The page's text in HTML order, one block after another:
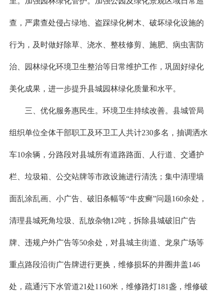
查，严肃查处侵占绿地、盗踩绿化树木、破坏绿化设施的
行为，及时做好除草、浇水、整枝修剪、施肥、病虫害防
治、园林绿化环境卫生整治等日常维护工作，巩固好绿化
美化成果，进一步提升县城园林绿化质量和水平。
三、优化服务惠民生。环境卫生持续改善。县城管局
组织单位全体干部职工及环卫工人共计230多名，抽调洒水
车10余辆，分路段对县城所有道路路面、人行道、交通护
栏、垃圾箱、公交站牌等市政设施进行清洗；集中清理墙
面乱涂乱画、小广告、破旧条幅等“牛皮癣”问题160余处，
清理县城死角垃圾、乱放杂物12吨，拆除县城破旧广告
牌、违规户外广告等50余处，对县城主街道、龙泉广场等
重点路段沿街广告牌进行更换，维修损坏的井圈井盖146
处，疏通污下水管道21处1160米，维修路灯181盏，维修破